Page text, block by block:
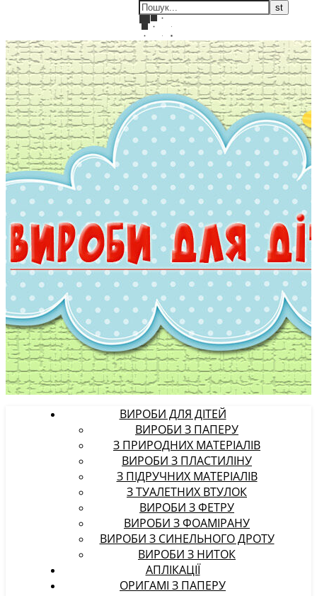
ВИРОБИ ДЛЯ ДІТЕЙ
ВИРОБИ З ПАПЕРУ
З ПРИРОДНИХ МАТЕРІАЛІВ
ВИРОБИ З ПЛАСТИЛІНУ
З ПІДРУЧНИХ МАТЕРІАЛІВ
З ТУАЛЕТНИХ ВТУЛОК
ВИРОБИ З ФЕТРУ
ВИРОБИ З ФОАМІРАНУ
ВИРОБИ З СИНЕЛЬНОГО ДРОТУ
ВИРОБИ З НИТОК
АПЛІКАЦІЇ
ОРИГАМІ З ПАПЕРУ